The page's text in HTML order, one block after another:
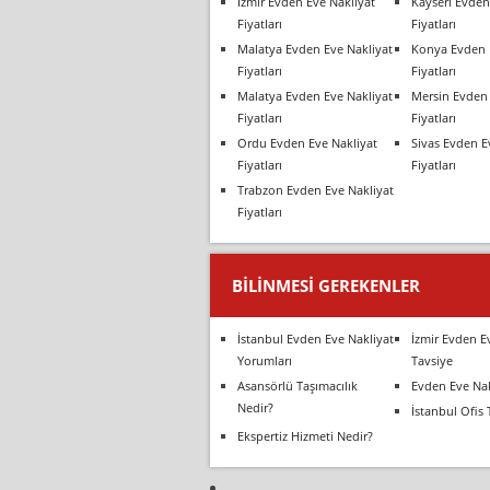
Fiyatları
Fiyatları
Malatya Evden Eve Nakliyat
Fiyatları
Konya Evden
Fiyatları
Malatya Evden Eve Nakliyat
Fiyatları
Mersin
Fiyatları
Ordu Evden Eve Nakliyat
Fiyatları
Sivas Evden
Fiyatları
Trabzon Evden Eve Nakliyat
Fiyatları
BILINMESI GEREKENLER
İstanbul Evden Eve Nakliyat
Yorumları
İzmir Evden
Tavsiye
Asansörlü Taşımacılık
Nedir?
Evden Eve
İstanbul Ofis
Ekspertiz Hizmeti Nedir?